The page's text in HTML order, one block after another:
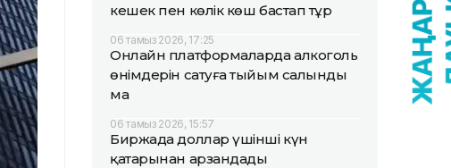
кешек пен көлік көш бастап тұр
06 тамыз 2026, 17:25
Онлайн платформаларда алкоголь
өнімдерін сатуға тыйым салынды
ма
06 тамыз 2026, 15:57
Биржада доллар үшінші күн
қатарынан арзандады